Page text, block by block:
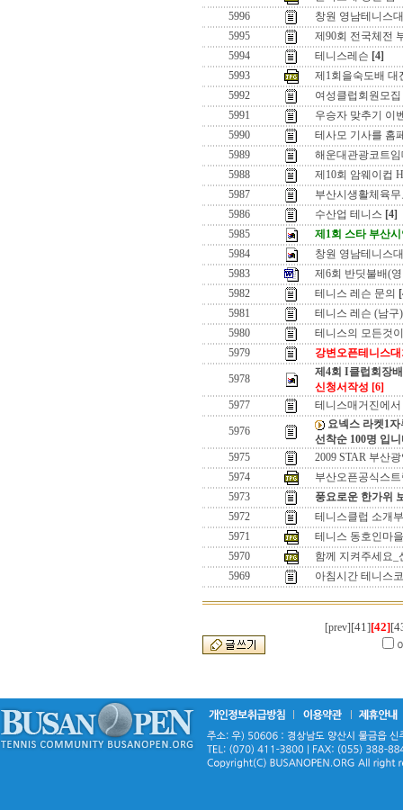
5996
창원 영남테니스
5995
제90회 전국체전
5994
테니스레슨 [4]
5993
제1회을숙도배 대
5992
여성클럽회원모집
5991
우승자 맞추기 이
5990
테사모 기사를 홈
5989
해운대관광코트임
5988
제10회 암웨이컵
5987
부산시생활체육
5986
수산업 테니스 [4]
5985
제1회 스타 부산
5984
창원 영남테니스
5983
제6회 반딧불배(
5982
테니스 레슨 문의
5981
테니스 레슨 (남구)
5980
테니스의 모든것
5979
강변오픈테니스
5978
제4회 I클럽회장
신청서작성 [6]
5977
테니스매거진에
5976
요넥스 라켓1
선착순 100명 입
5975
2009 STAR 부산
5974
부산오픈공식스
5973
풍요로운 한가위
5972
테니스클럽 소개
5971
테니스 동호인마
5970
함께 지켜주세요_
5969
아침시간 테니스
[prev] [41][42]